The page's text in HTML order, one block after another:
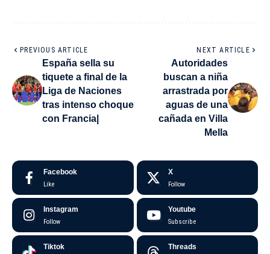
PREVIOUS ARTICLE
España sella su
tiquete a final de la
Liga de Naciones
tras intenso choque
con Francia|
NEXT ARTICLE
Autoridades
buscan a niña
arrastrada por
aguas de una
cañada en Villa
Mella
Facebook
Like
X
Follow
Instagram
Follow
Youtube
Subscribe
Tiktok Threads